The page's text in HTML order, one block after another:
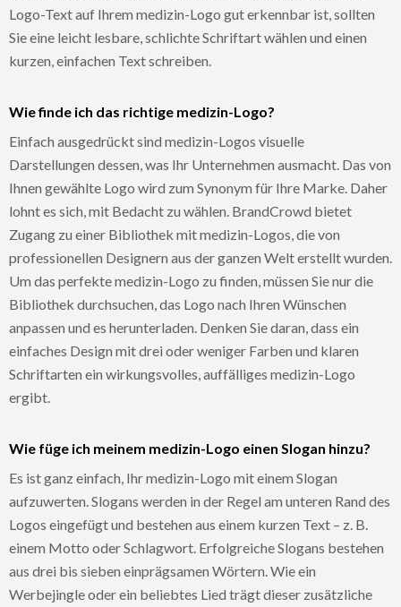
Logo-Text auf Ihrem medizin-Logo gut erkennbar ist, sollten
Sie eine leicht lesbare, schlichte Schriftart wählen und einen
kurzen, einfachen Text schreiben.
Wie finde ich das richtige medizin-Logo?
Einfach ausgedrückt sind medizin-Logos visuelle
Darstellungen dessen, was Ihr Unternehmen ausmacht. Das von
Ihnen gewählte Logo wird zum Synonym für Ihre Marke. Daher
lohnt es sich, mit Bedacht zu wählen. BrandCrowd bietet
Zugang zu einer Bibliothek mit medizin-Logos, die von
professionellen Designern aus der ganzen Welt erstellt wurden.
Um das perfekte medizin-Logo zu finden, müssen Sie nur die
Bibliothek durchsuchen, das Logo nach Ihren Wünschen
anpassen und es herunterladen. Denken Sie daran, dass ein
einfaches Design mit drei oder weniger Farben und klaren
Schriftarten ein wirkungsvolles, auffälliges medizin-Logo
ergibt.
Wie füge ich meinem medizin-Logo einen Slogan hinzu?
Es ist ganz einfach, Ihr medizin-Logo mit einem Slogan
aufzuwerten. Slogans werden in der Regel am unteren Rand des
Logos eingefügt und bestehen aus einem kurzen Text – z. B.
einem Motto oder Schlagwort. Erfolgreiche Slogans bestehen
aus drei bis sieben einprägsamen Wörtern. Wie ein
Werbejingle oder ein beliebtes Lied trägt dieser zusätzliche